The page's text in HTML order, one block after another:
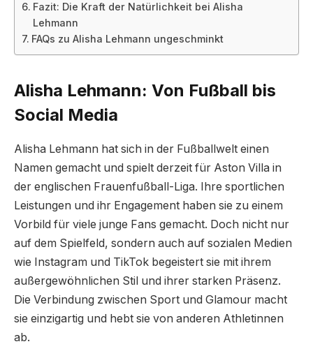
Fazit: Die Kraft der Natürlichkeit bei Alisha
Lehmann
FAQs zu Alisha Lehmann ungeschminkt
Alisha Lehmann: Von Fußball bis
Social Media
Alisha Lehmann hat sich in der Fußballwelt einen
Namen gemacht und spielt derzeit für Aston Villa in
der englischen Frauenfußball-Liga. Ihre sportlichen
Leistungen und ihr Engagement haben sie zu einem
Vorbild für viele junge Fans gemacht. Doch nicht nur
auf dem Spielfeld, sondern auch auf sozialen Medien
wie Instagram und TikTok begeistert sie mit ihrem
außergewöhnlichen Stil und ihrer starken Präsenz.
Die Verbindung zwischen Sport und Glamour macht
sie einzigartig und hebt sie von anderen Athletinnen
ab.